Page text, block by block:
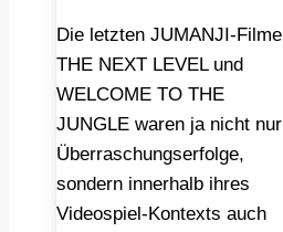
Die letzten JUMANJI-Filme
THE NEXT LEVEL und
WELCOME TO THE
JUNGLE waren ja nicht nur
Überraschungserfolge,
sondern innerhalb ihres
Videospiel-Kontexts auch